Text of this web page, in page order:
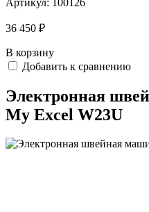
36 450 ₽
В корзину
Добавить к сравнению
Электронная
My Excel W23U